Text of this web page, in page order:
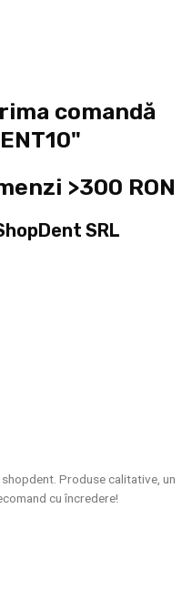
comandă
>300 RON
SRL
Produse calitative, un
cu încredere!